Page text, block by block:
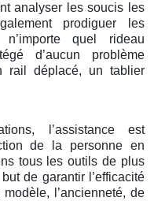
analyser les soucis les
prodiguer les
quel rideau
d’aucun problème
rail déplacé, un tablier
l’assistance est
de la personne en
tous les outils de plus
de garantir l’efficacité
l’ancienneté, de